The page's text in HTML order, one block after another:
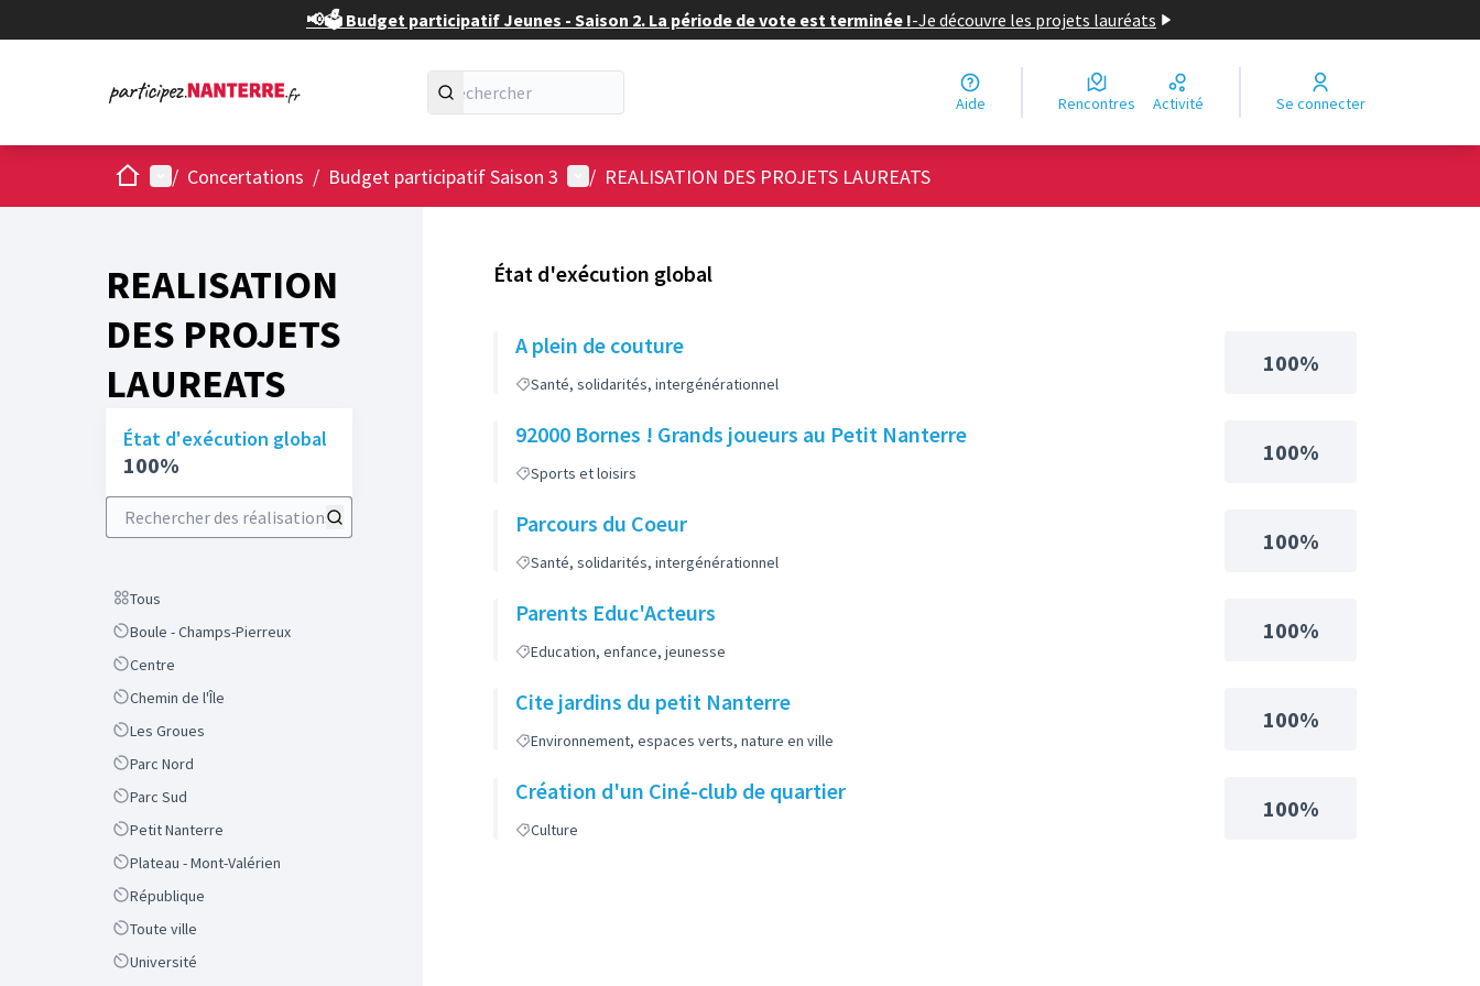
📢🗳️ Budget participatif Jeunes - Saison 2. La période de vote est terminée !-Je découvre les projets lauréats
Aide Rencontres Activité Se connecter
AccueilMenu principal
/ Concertations / Budget participatif Saison 3 Menu utilisateur
/ REALISATION DES PROJETS LAUREATS
REALISATION
DES PROJETS
LAUREATS
État d'exécution global
100%
Rechercher des réalisations
Scope
Tous
ScopeBoule - Champs-Pierreux
ScopeCentre
ScopeChemin de l'Île
ScopeLes Groues
ScopeParc Nord
ScopeParc Sud
ScopePetit Nanterre
ScopePlateau - Mont-Valérien
ScopeRépublique
ScopeToute ville
ScopeUniversité
État d'exécution global
A plein de couture
Santé, solidarités, intergénérationnel
100%
92000 Bornes ! Grands joueurs au Petit Nanterre
Sports et loisirs
100%
Parcours du Coeur
Santé, solidarités, intergénérationnel
100%
Parents Educ'Acteurs
Education, enfance, jeunesse
100%
Cite jardins du petit Nanterre
Environnement, espaces verts, nature en ville
100%
Création d'un Ciné-club de quartier
Culture
100%